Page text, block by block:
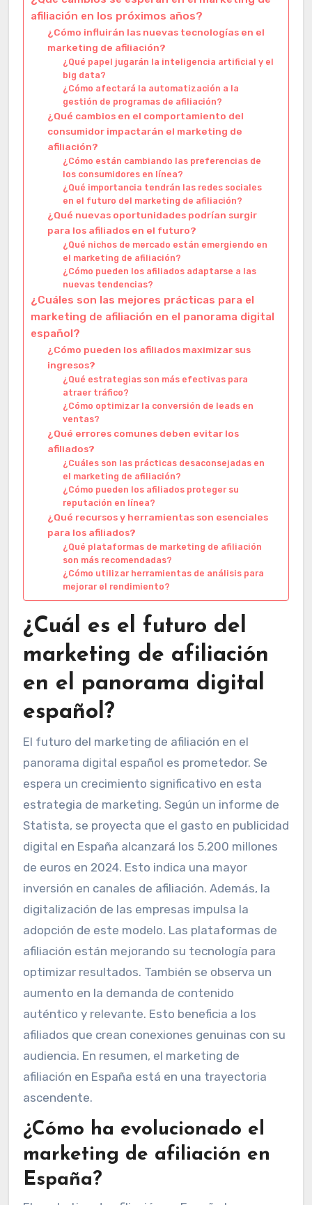
afiliación en los próximos años?
¿Cómo influirán las nuevas tecnologías en el
marketing de afiliación?
¿Qué papel jugarán la inteligencia artificial y el
big data?
¿Cómo afectará la automatización a la
gestión de programas de afiliación?
¿Qué cambios en el comportamiento del
consumidor impactarán el marketing de
afiliación?
¿Cómo están cambiando las preferencias de
los consumidores en línea?
¿Qué importancia tendrán las redes sociales
en el futuro del marketing de afiliación?
¿Qué nuevas oportunidades podrían surgir
para los afiliados en el futuro?
¿Qué nichos de mercado están emergiendo en
el marketing de afiliación?
¿Cómo pueden los afiliados adaptarse a las
nuevas tendencias?
¿Cuáles son las mejores prácticas para el
marketing de afiliación en el panorama digital
español?
¿Cómo pueden los afiliados maximizar sus
ingresos?
¿Qué estrategias son más efectivas para
atraer tráfico?
¿Cómo optimizar la conversión de leads en
ventas?
¿Qué errores comunes deben evitar los
afiliados?
¿Cuáles son las prácticas desaconsejadas en
el marketing de afiliación?
¿Cómo pueden los afiliados proteger su
reputación en línea?
¿Qué recursos y herramientas son esenciales
para los afiliados?
¿Qué plataformas de marketing de afiliación
son más recomendadas?
¿Cómo utilizar herramientas de análisis para
mejorar el rendimiento?
¿Cuál es el futuro del
marketing de afiliación
en el panorama digital
español?
El futuro del marketing de afiliación en el
panorama digital español es prometedor. Se
espera un crecimiento significativo en esta
estrategia de marketing. Según un informe de
Statista, se proyecta que el gasto en publicidad
digital en España alcanzará los 5.200 millones
de euros en 2024. Esto indica una mayor
inversión en canales de afiliación. Además, la
digitalización de las empresas impulsa la
adopción de este modelo. Las plataformas de
afiliación están mejorando su tecnología para
optimizar resultados. También se observa un
aumento en la demanda de contenido
auténtico y relevante. Esto beneficia a los
afiliados que crean conexiones genuinas con su
audiencia. En resumen, el marketing de
afiliación en España está en una trayectoria
ascendente.
¿Cómo ha evolucionado el
marketing de afiliación en
España?